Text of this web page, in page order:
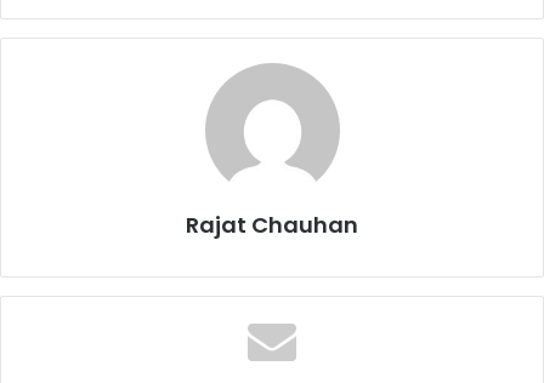
Rajat Chauhan